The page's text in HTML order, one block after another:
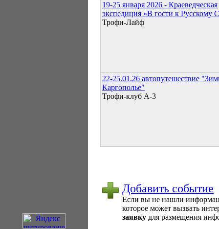
19-25 января 2026 - Краеведческая
экспедиция «В гости к Русскому
Трофи-Лайф
22-25.01.26 автопутешествие
Каргополье"
Трофи-клуб А-3
Добавить событие
Если вы не нашли
которое может вызвать
заявку для размещения